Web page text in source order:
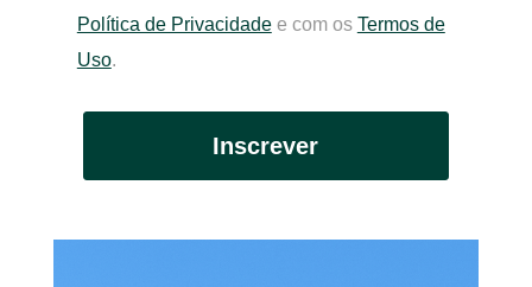
Política de Privacidadee com os Termos de
Uso.
Inscrever